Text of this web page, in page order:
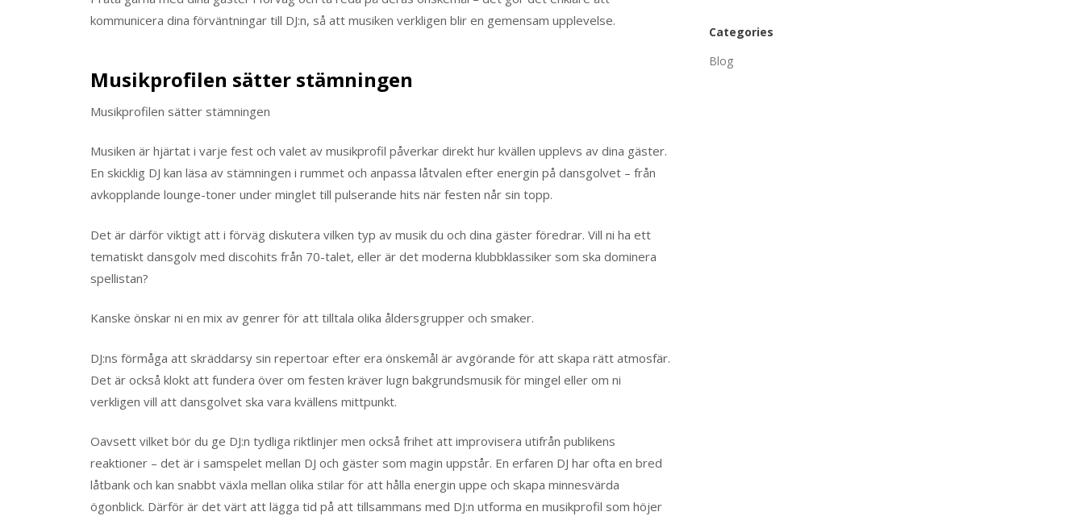
kommunicera dina förväntningar till DJ:n, så att musiken verkligen blir en gemensam upplevelse.
Musikprofilen sätter stämningen
Musikprofilen sätter stämningen
Musiken är hjärtat i varje fest och valet av musikprofil påverkar direkt hur kvällen upplevs av dina gäster.
En skicklig DJ kan läsa av stämningen i rummet och anpassa låtvalen efter energin på dansgolvet – från
avkopplande lounge-toner under minglet till pulserande hits när festen når sin topp.
Det är därför viktigt att i förväg diskutera vilken typ av musik du och dina gäster föredrar. Vill ni ha ett
tematiskt dansgolv med discohits från 70-talet, eller är det moderna klubbklassiker som ska dominera
spellistan?
Kanske önskar ni en mix av genrer för att tilltala olika åldersgrupper och smaker.
DJ:ns förmåga att skräddarsy sin repertoar efter era önskemål är avgörande för att skapa rätt atmosfär.
Det är också klokt att fundera över om festen kräver lugn bakgrundsmusik för mingel eller om ni
verkligen vill att dansgolvet ska vara kvällens mittpunkt.
Oavsett vilket bör du ge DJ:n tydliga riktlinjer men också frihet att improvisera utifrån publikens
reaktioner – det är i samspelet mellan DJ och gäster som magin uppstår. En erfaren DJ har ofta en bred
låtbank och kan snabbt växla mellan olika stilar för att hålla energin uppe och skapa minnesvärda
ögonblick. Därför är det värt att lägga tid på att tillsammans med DJ:n utforma en musikprofil som höjer
Categories
Blog